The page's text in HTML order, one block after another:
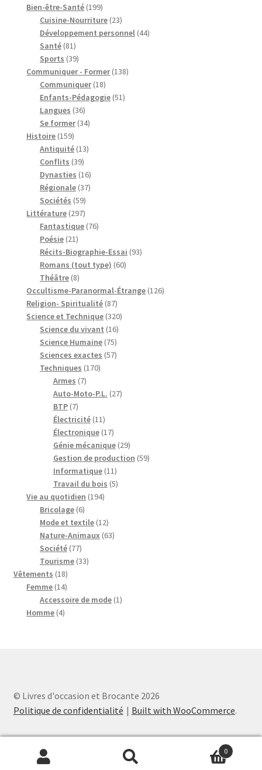
produits
Bien-être-Santé 199199
produits
Cuisine-Nourriture 2323
produits
Développement personnel 4444
Santé 8181
produits
Sports 3939
produits
Communiquer - Former 138138
Communiquer 1818
produits
Enfants-Pédagogie 5151
Langues 3636
produits
Se former 3434
Histoire 159159
produits
Antiquité 1313
Conflits 3939
produits
Dynasties 1616
produits
Régionale 3737
Sociétés 5959
produits
Littérature 297297
produits
Fantastique 7676
Poésie 2121
produits
Récits-Biographie-Essai 9393
Romans (tout type) 6060
Théâtre 88
produits
Occultisme-Paranormal-Étrange 126126
Religion- Spiritualité 8787
produits
Science et Technique 320320
Science du vivant 1616
produits
Science Humaine 7575
produits
Sciences exactes 5757
Techniques 170170
Armes 77
produits
Auto-Moto-P.L. 2727
BTP 77
produits
Électricité 1111
produits
Électronique 1717
produits
Génie mécanique 2929
produits
Gestion de production 5959
Informatique 1111
produits
Travail du bois 55
Vie au quotidien 194194
Bricolage 66
produits
Mode et textile 1212
produits
Nature-Animaux 6363
Société 7777
produits
Tourisme 3333
Vêtements 1818
produits
Femme 1414
produits
Accessoire de mode 11
Homme 44
© Livres d'occasion et Brocante 2026
Politique de confidentialité
Built with WooCommerce.
Recherche
Recherche
0